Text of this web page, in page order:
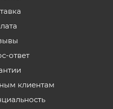
ответ
клиентам